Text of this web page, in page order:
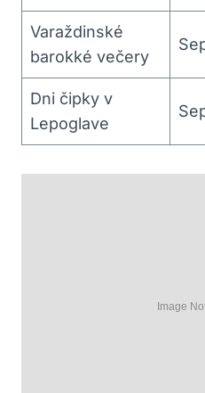
Varaždinské
barokké večery
Dni čipky v
Lepoglave